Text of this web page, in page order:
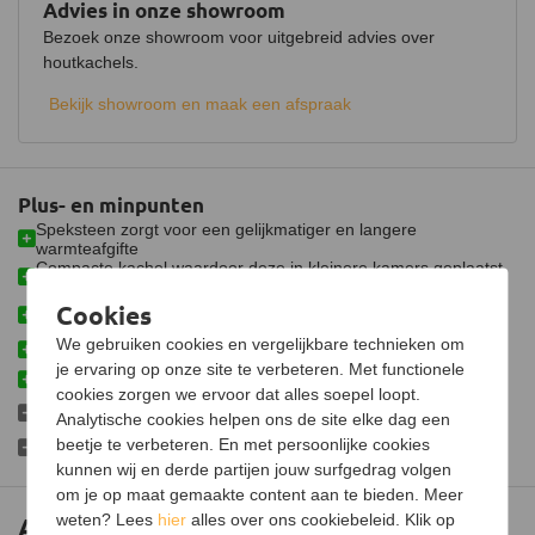
Altech MAX W depot houtkachel
Plus- en minpunten
Speksteen zorgt voor een gelijkmatiger en langere
warmteafgifte
Compacte kachel waardoor deze in kleinere kamers geplaatst
Voorzien van brede voorruit voor extra goed zicht op
vlammenspel
Geschikt voor zowel kleine als grote ruimtes
Voorzien van houtdepot
Adapterset voor externe luchttoevoer niet standaard
meegeleverd
Genoeg draagvermogen van de vloer nodig
Advies in onze showroom
Bezoek onze showroom voor uitgebreid advies over
houtkachels.
Bekijk showroom en maak een afspraak
Hout opbergruimte
Luchtregelaar
Aansluiting Bovenaansluiting
Fijnstof per kubieke meter
Gemiddelde CO emissie 0,07%
Luchttoevoeraansluiting
Aansluitbaar op CV
Afmetingen (B x D x H) 65 x 44 x 89 cm
Gewicht 285 kg
Materiaal Plaatstaal
Cookies
We gebruiken cookies en vergelijkbare technieken om
je ervaring op onze site te verbeteren. Met functionele
cookies zorgen we ervoor dat alles soepel loopt.
Analytische cookies helpen ons de site elke dag een
beetje te verbeteren. En met persoonlijke cookies
kunnen wij en derde partijen jouw surfgedrag volgen
om je op maat gemaakte content aan te bieden. Meer
weten? Lees hier alles over ons cookiebeleid. Klik op